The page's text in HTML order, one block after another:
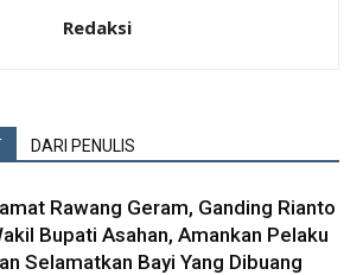
Redaksi
DARI PENULIS
Rawang Geram, Ganding Rianto
Bupati Asahan, Amankan Pelaku
Selamatkan Bayi Yang Dibuang